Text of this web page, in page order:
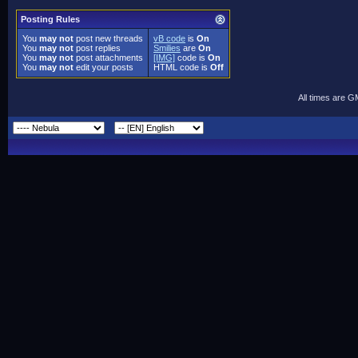
Posting Rules
You may not post new threads
You may not post replies
You may not post attachments
You may not edit your posts
vB code is On
Smilies are On
[IMG] code is On
HTML code is Off
All times are